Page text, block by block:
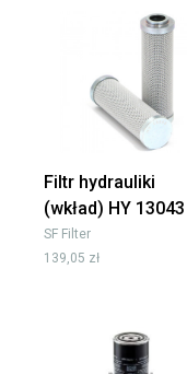
Filtr hydrauliki
(wkład) HY 13043
SF Filter
139,05 zł